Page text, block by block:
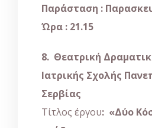
Παράσταση :
Ώρα : 21.15
8. Θεατρική
Ιατρικής Σχολής
Σερβίας
Τίτλος έργου: «Δύο